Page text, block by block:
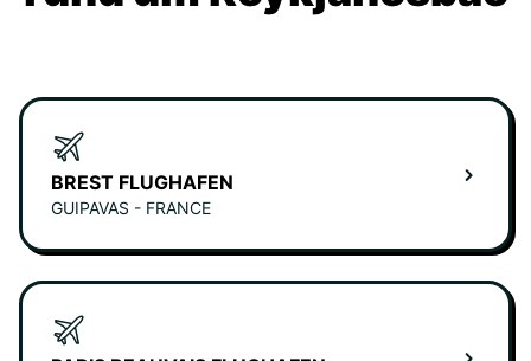
BREST FLUGHAFEN
GUIPAVAS - FRANCE